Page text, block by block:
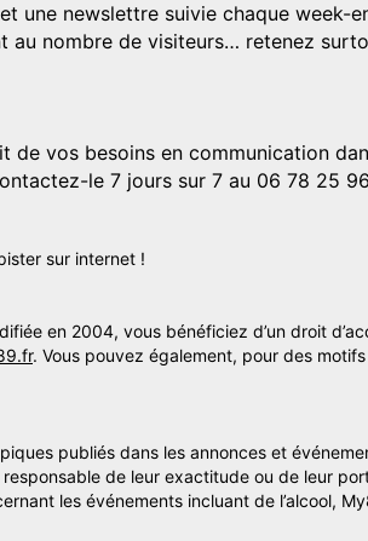
newslettre suivie chaque week-
au nombre de visiteurs… retenez
vos besoins en communication
le 7 jours sur 7 au 06 78 25
sur internet !
en 2004, vous bénéficiez d’un droit
. Vous pouvez également, pour des
publiés dans les annonces et
de leur exactitude ou de leur
les événements incluant de l’alcool,